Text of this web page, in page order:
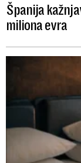
Španija
miliona evra